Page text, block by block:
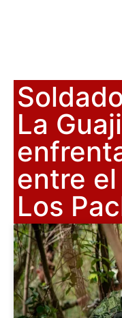
La
entre
Los